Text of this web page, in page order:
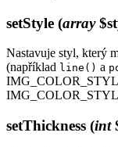
setStyle (array
Nastavuje styl, který
(například line() a
setThickness (int